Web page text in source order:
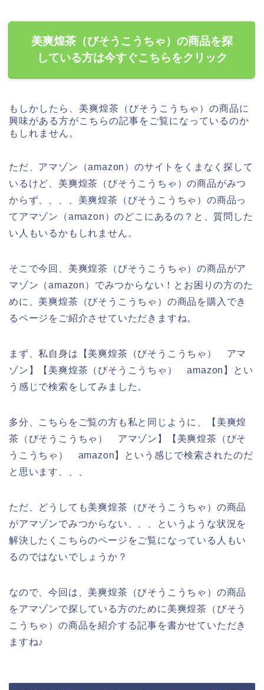
美爽煌茶（びそうこうちゃ）の商品を探
している方は今すぐこちらをクリック
もしかしたら、美爽煌茶（びそうこうちゃ）の商品に
興味がある方がこちらの記事をご覧になっているのか
もしれません。
ただ、アマゾン（amazon）のサイトをくまなく探して
いるけど、美爽煌茶（びそうこうちゃ）の商品がみつ
からず、、、、美爽煌茶（びそうこうちゃ）の商品っ
てアマゾン（amazon）のどこにあるの？と、質問した
い人もいるかもしれません。
そこで今回、美爽煌茶（びそうこうちゃ）の商品がア
マゾン（amazon）でみつからない！とお困りの方のた
めに、美爽煌茶（びそうこうちゃ）の商品を購入でき
るページをご紹介させていただきますね。
まず、私自身は【美爽煌茶（びそうこうちゃ） アマ
ゾン】【美爽煌茶（びそうこうちゃ） amazon】とい
う感じで検索をしてみました。
多分、こちらをご覧の方も私と同じように、【美爽煌
茶（びそうこうちゃ） アマゾン】【美爽煌茶（びそ
うこうちゃ） amazon】という感じで検索されたのだ
と思います、、、
ただ、どうしても美爽煌茶（びそうこうちゃ）の商品
がアマゾンでみつからない、、、というような状況を
解決したくこちらのページをご覧になっている人もい
るのではないでしょうか？
なので、今回は、美爽煌茶（びそうこうちゃ）の商品
をアマゾンで探している方のために美爽煌茶（びそう
こうちゃ）の商品を紹介する記事を書かせていただき
ますね♪